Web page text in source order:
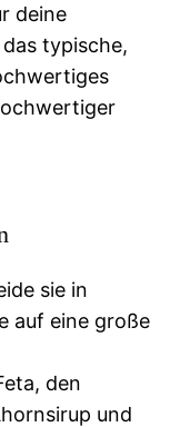
deine
typische,
sie in
auf eine große
den
und